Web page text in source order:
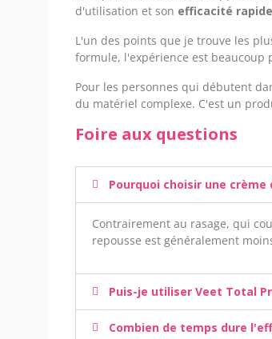
d'utilisation et son efficacité rapide
L'un des points que je trouve les
formule, l'expérience est beaucoup
Pour les personnes qui débutent
du matériel complexe. C'est un
Foire aux questions
Pourquoi choisir une
Contrairement au rasage, qui
repousse est généralement
Puis-je utiliser Veet Total
Combien de temps dure